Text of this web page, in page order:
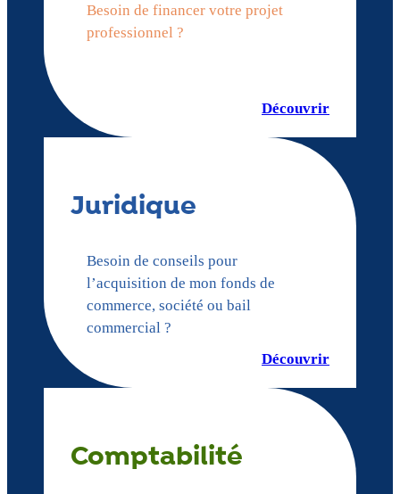
Besoin de financer votre projet
professionnel ?
Découvrir
Juridique
Besoin de conseils pour
l’acquisition de mon fonds de
commerce, société ou bail
commercial ?
Découvrir
Comptabilité